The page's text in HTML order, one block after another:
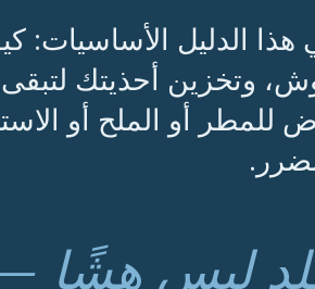
الدليل الأساسيات:
وتخزين أحذيتك لتبقى
للمطر أو الملح أو
ليس هشًا